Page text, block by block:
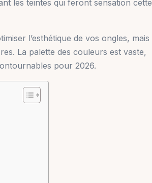
les teintes qui feront sensation cette
l’esthétique de vos ongles, mais
La palette des couleurs est vaste,
pour 2026.